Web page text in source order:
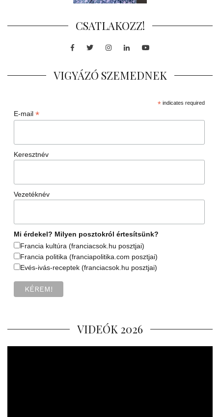
CSATLAKOZZ!
Facebook
TwitterInstagram
LinkedInYoutube
VIGYÁZÓ SZEMEDNEK
*indicates required
E-mail *
Keresztnév
Vezetéknév
Mi érdekel? Milyen posztokról értesítsünk?
Francia kultúra (franciacsok.hu posztjai)
Francia politika (franciapolitika.com posztjai)
Evés-ivás-receptek (franciacsok.hu posztjai)
VIDEÓK 2026